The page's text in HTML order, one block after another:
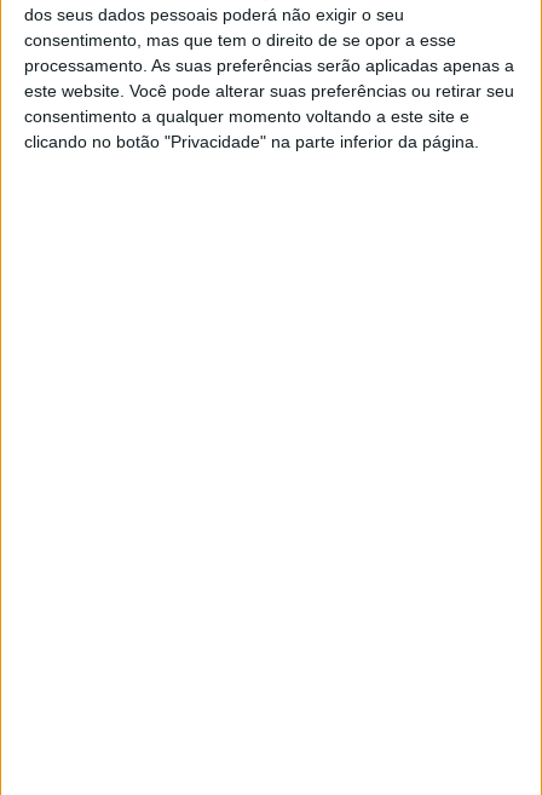
dos seus dados pessoais poderá não exigir o seu
consentimento, mas que tem o direito de se opor a esse
processamento. As suas preferências serão aplicadas apenas a
este website. Você pode alterar suas preferências ou retirar seu
consentimento a qualquer momento voltando a este site e
clicando no botão "Privacidade" na parte inferior da página.
CAPA DA EDIÇÃO